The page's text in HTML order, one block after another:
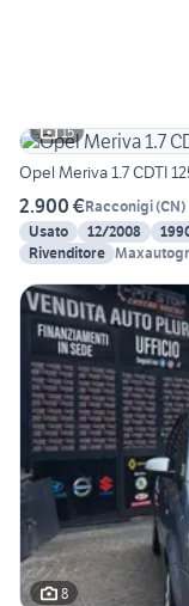
15
Opel Meriva 1.7 CDTI
2.900 €Racconigi(CN)
Usato
12/2008
Rivenditore
8